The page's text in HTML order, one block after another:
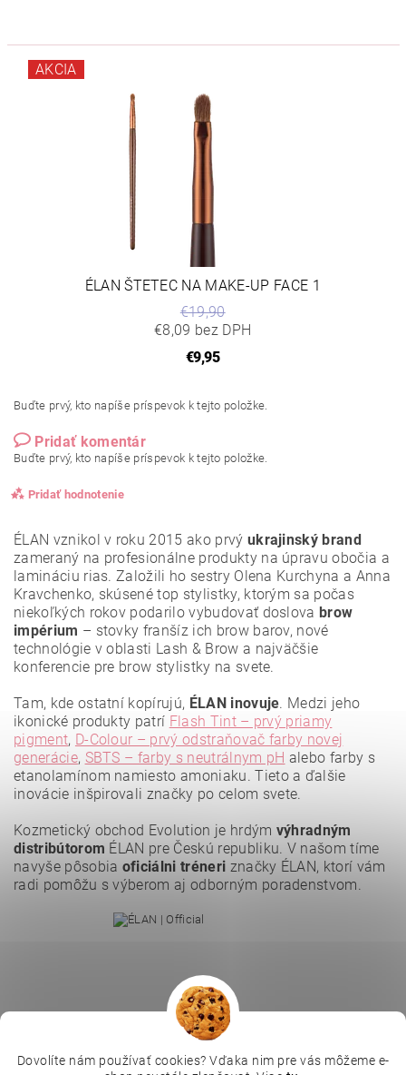
AKCIA
ÉLAN ŠTETEC NA MAKE-UP FACE 1
€19,90
€8,09 bez DPH
€9,95
Buďte prvý, kto napíše príspevok k tejto položke.
Pridať komentár
Buďte prvý, kto napíše príspevok k tejto položke.
Pridať hodnotenie
Vložením hodnotenie súhlasíte spodmienkami ochrany
osobných údajov.
ÉLAN vznikol v roku 2015 ako prvý ukrajinský brand
zameraný na profesionálne produkty na úpravu obočia a
lamináciu rias. Založili ho sestry Olena Kurchyna a Anna
Kravchenko, skúsené top stylistky, ktorým sa počas
niekoľkých rokov podarilo vybudovať doslovabrow
impérium – stovky franšíz ich brow barov, nové
technológie v oblasti Lash & Brow a najväčšie
konferencie pre brow stylistky na svete.
Tam, kde ostatní kopírujú, ÉLAN inovuje. Medzi jeho
ikonické produkty patrí Flash Tint – prvý priamy
pigment, D-Colour – prvý odstraňovač farby novej
generácie, SBTS – farby s neutrálnym pH alebo farby s
etanolamínom namiesto amoniaku. Tieto a ďalšie
inovácie inšpirovali značky po celom svete.
Kozmetický obchod Evolution je hrdým výhradným
distribútorom ÉLAN pre Českú republiku. V našom tíme
navyše pôsobia oficiálni tréneri značky ÉLAN, ktorí vám
radi pomôžu s výberom aj odborným poradenstvom.
Depilujeme.cz | Kosmetická škola | Online kosmetické kurzy |
Dovolíte nám používať cookies? Vďaka nim pre vás môžeme e-